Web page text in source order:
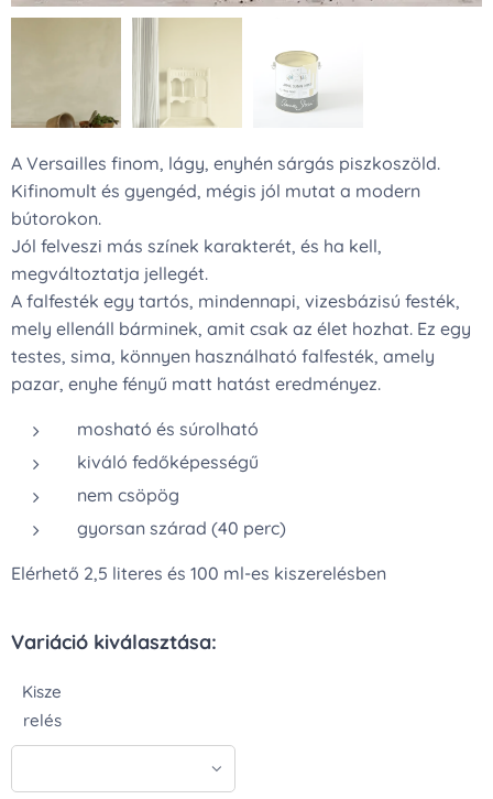
A Versailles finom, lágy, enyhén sárgás piszkoszöld.
Kifinomult és gyengéd, mégis jól mutat a modern
bútorokon.
Jól felveszi más színek karakterét, és ha kell,
megváltoztatja jellegét.
A falfesték egy tartós, mindennapi, vizesbázisú festék,
mely ellenáll bárminek, amit csak az élet hozhat. Ez egy
testes, sima, könnyen használható falfesték, amely
pazar, enyhe fényű matt hatást eredményez.
mosható és súrolható
kiváló fedőképességű
nem csöpög
gyorsan szárad (40 perc)
Elérhető 2,5 literes és 100 ml-es kiszerelésben
Variáció kiválasztása:
Kisze
relés